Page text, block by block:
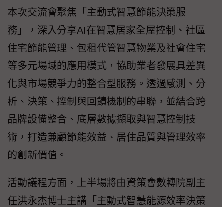
本次交流會聚焦「主動式智慧節能決策服
務」，深入分享AI在智慧居家全屋控制、社區
住宅節能管理、包租代管智慧物業及社會住宅
等多元場域的應用模式，協助業者發展具差異
化與市場競爭力的整合型服務。透過感測、分
析、決策、控制與回饋機制的串聯，並結合跨
品牌設備整合、底層數據擷取與智慧控制技
術，打造兼顧節能效益、居住品質與管理效率
的創新價值。
活動議程方面，上半場將由資策會數轉院副主
任洪永杰博士主講「主動式智慧能源效率決策